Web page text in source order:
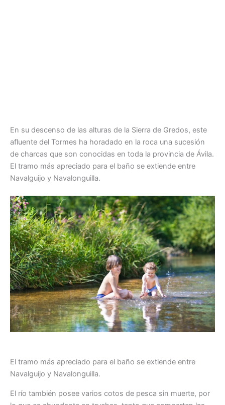
En su descenso de las alturas de la Sierra de Gredos, este
afluente del Tormes ha horadado en la roca una sucesión
de charcas que son conocidas en toda la provincia de Ávila.
El tramo más apreciado para el baño se extiende entre
Navalguijo y Navalonguilla.
El tramo más apreciado para el baño se extiende entre
Navalguijo y Navalonguilla.
El río también posee varios cotos de pesca sin muerte, por